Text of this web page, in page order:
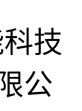
技
公